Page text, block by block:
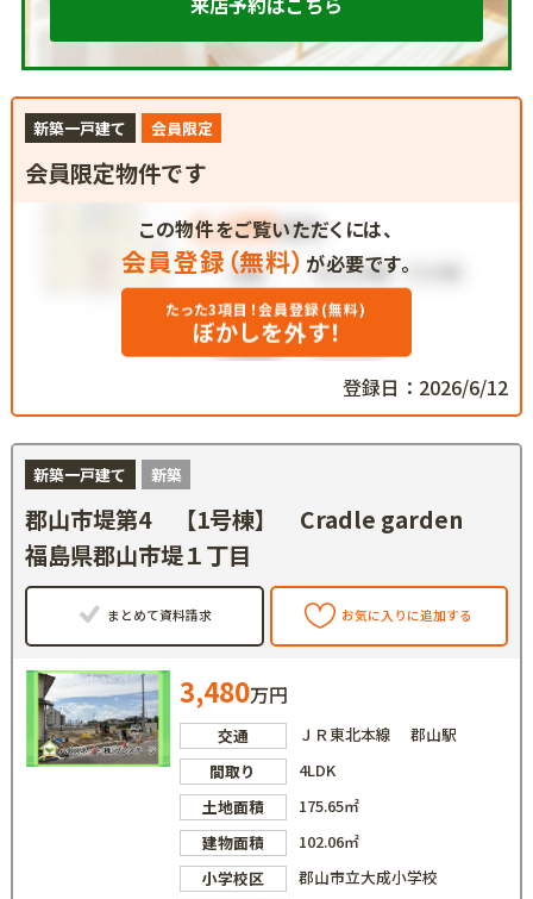
新築一戸建て 会員限定
会員限定物件です
この物件をご覧いただくには、
会員登録（無料） が必要です。
たった3項目！会員登録(無料)
ぼかしを外す！
登録日：2026/6/12
新築一戸建て 新築
郡山市堤第4 【1号棟】 Cradle garden
福島県郡山市堤１丁目
まとめて資料請求 お気に入りに追加する
3,480万円
交通
ＪＲ東北本線 郡山駅
間取り
4LDK
土地面積
175.65㎡
建物面積
102.06㎡
小学校区
郡山市立大成小学校